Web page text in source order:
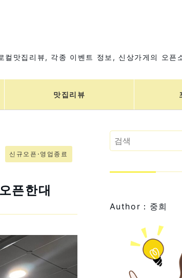
맛집리뷰, 각종 이벤트 정보, 신상가게의 오픈
맛집리뷰
신규오픈⋅영업종료
픈한대
Author：중희